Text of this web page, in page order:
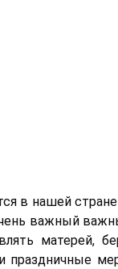
в нашей
важный
матерей,
праздничные